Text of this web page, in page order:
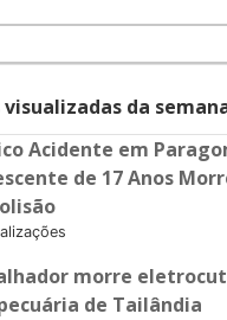
visualizadas da
Acidente em
de 17 Anos
morre
de Tailândia